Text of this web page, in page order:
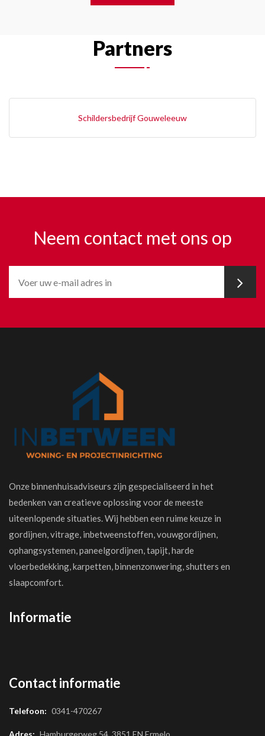
Partners
Schildersbedrijf Gouweleeuw
Neem contact met ons op
Onze binnenhuisadviseurs zijn gespecialiseerd in het
bedenken van creatieve oplossing voor de meeste
uiteenlopende situaties. Wij hebben een ruime keuze in
gordijnen, vitrage, inbetweenstoffen, vouwgordijnen,
ophangsystemen, paneelgordijnen, tapijt, harde
vloerbedekking, karpetten, binnenzonwering, shutters en
slaapcomfort.
Informatie
Contact informatie
Telefoon: 0341-470267
Adres: Hamburgerweg 54, 3851 EN Ermelo